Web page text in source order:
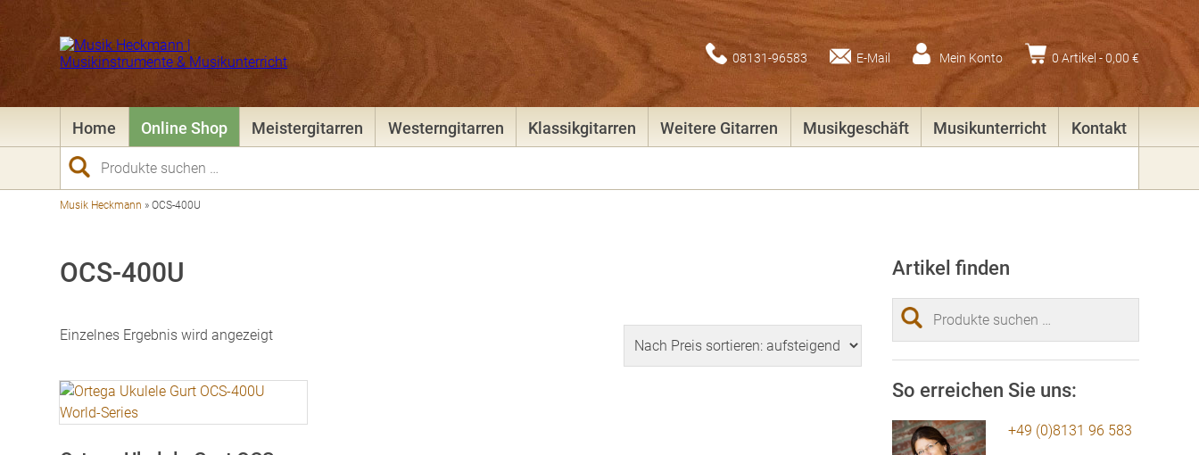
08131-96583 E-Mail Mein Konto 0 Artikel -0,00 €
Home Online Shop Meistergitarren Westerngitarren Klassikgitarren Weitere Gitarren Musikgeschäft Musikunterricht Kontakt
Suchen
nach:
Musik Heckmann »OCS-400U
OCS-400U
Einzelnes Ergebnis wird angezeigt
Artikel finden
Suchen
nach:
So erreichen Sie uns:
+49 (0)8131 96 583